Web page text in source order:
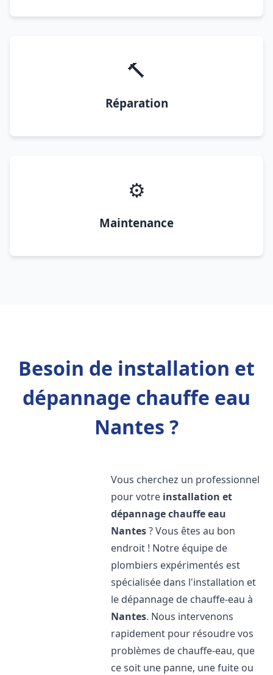
🔨
Réparation
⚙️
Maintenance
Besoin de installation et
dépannage chauffe eau
Nantes ?
Vous cherchez un professionnel
pour votre installation et
dépannage chauffe eau
Nantes? Vous êtes au bon
endroit ! Notre équipe de
plombiers expérimentés est
spécialisée dans l'installation et
le dépannage de chauffe-eau à
Nantes. Nous intervenons
rapidement pour résoudre vos
problèmes de chauffe-eau, que
ce soit une panne, une fuite ou